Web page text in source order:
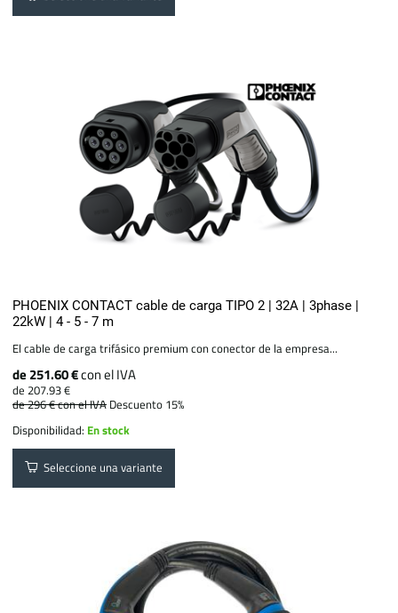
PHOENIX CONTACT cable de carga TIPO 2 | 32A | 3phase |
22kW | 4 - 5 - 7 m
El cable de carga trifásico premium con conector de la empresa...
de 251.60 €con el IVA
de 207.93 €
de 296 €con el IVA Descuento 15%
Disponibilidad: En stock
Seleccione una variante